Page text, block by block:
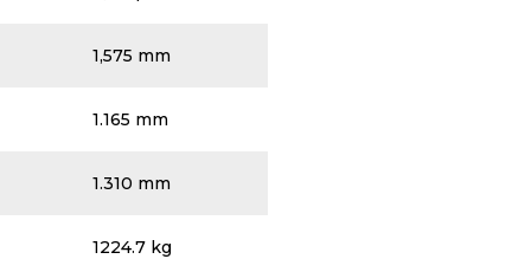
1,575 mm
1.165 mm
1.310 mm
1224.7 kg